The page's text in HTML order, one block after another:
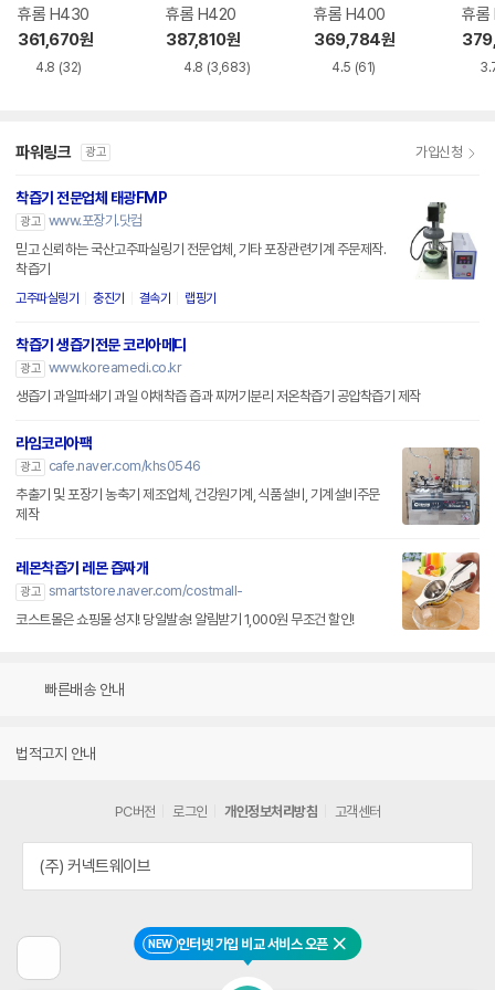
NEW 인터넷 가입 비교 서비스 오픈 닫기
휴롬 H430
361,670원
4.8 (32)
휴롬 H420
387,810원
4.8 (3,683)
휴롬 H400
369,784원
4.5 (61)
휴롬
파워링크 광고 가입신청
착즙기 전문업체 태광FMP
광고 www.포장기.닷컴
믿고 신뢰하는 국산고주파실링기 전문업체, 기타 포장관련기계 주문제작.
착즙기
고주파실링기 충진기 결속기 랩핑기
착즙기 생즙기전문 코리아메디
광고 www.koreamedi.co.kr
생즙기 과일파쇄기 과일 야채착즙 즙과 찌꺼기분리 저온착즙기 공압착즙기 제작
라임코리아팩
광고
cafe.naver.com/khs0546
추출기 및 포장기 농축기 제조업체, 건강원기계, 식품설비, 기계설비주문
제작
레몬착즙기 레몬 즙짜개
광고 smartstore.naver.com/costmall-
코스트몰은 쇼핑몰 성지! 당일발송! 알림받기 1,000원 무조건 할인!
빠른배송 안내
법적고지 안내
전
PC버전 로그인 개인정보처리방침 고객센터
(주) 커넥트웨이브